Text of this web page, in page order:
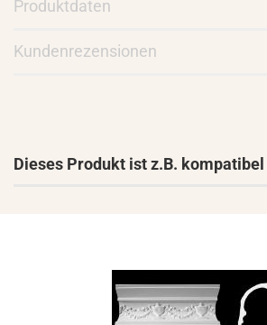
Produktdaten
Kundenrezensionen
Dieses Produkt ist z.B. kompatibel